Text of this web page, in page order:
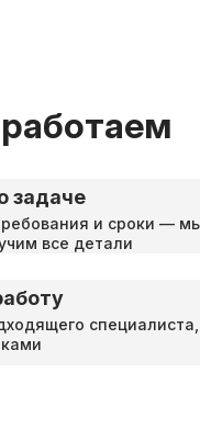
задаче
и сроки —
все детали